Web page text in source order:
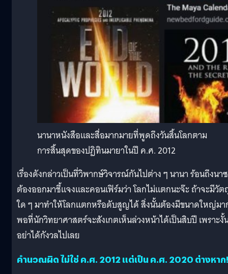
นานาหนังสือและสื่อมากมายที่พูดถึงวันสิ้นโลกตาม
การสิ้นสุดของปฏิทินมายาในปี ค.ศ. 2012
เรื่องดังกล่าวเป็นที่วิพากษ์วิจารณ์กันไปต่าง ๆ นานา ร้อนถึงนา
ต้องออกมาชี้แจงและคอนเฟิร์มว่า โลกไม่แตกนะจ๊ะ ถ้าจะมีวัต
ใด ๆ มาทำให้โลกแตกหรือดับสูญได้ สิ่งนั้นต้องมีขนาดใหญ่ม
พอที่นักวิทยาศาสตร์จะสังเกตเห็นล่วงหน้าได้เป็นสิบปี เพราะงั้
อย่าได้กังวลไปเลย
คำนวณผิด ไม่ใช่ ค.ศ. 2012 แต่เป็น ค.ศ. 2020 ต่างหาก!